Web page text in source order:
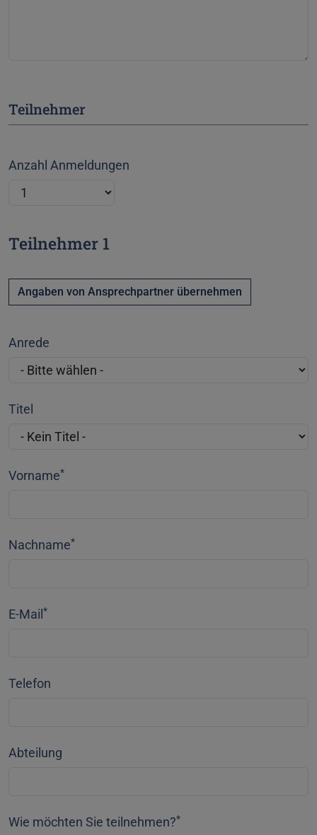
Teilnehmer
Anzahl Anmeldungen
Teilnehmer 1
Angaben von Ansprechpartner übernehmen
Anrede
Titel
Vorname*
Nachname*
E-Mail *
Telefon
Abteilung
Wie möchten Sie teilnehmen?*